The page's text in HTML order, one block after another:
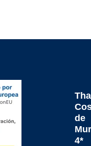
de
4*